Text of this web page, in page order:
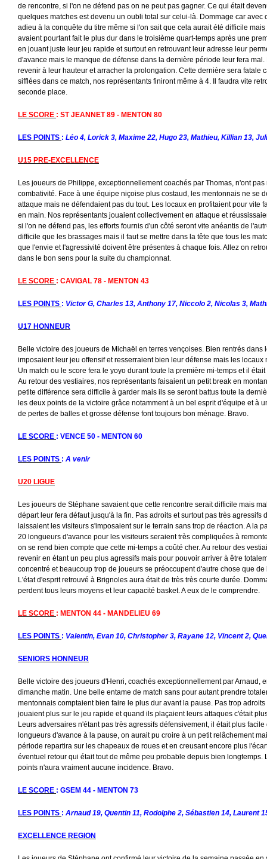
de rencontre, si l'on ne défend pas on ne peut pas gagner. Ce qui était
quelques matches est devenu un oubli total sur celui-là. Dommage car avec
adieu à la conquête du titre même si l'on sait que cela aurait été difficile
avaient pourtant fait le plus dur dans le troisième quart-temps après une
en jouant juste leur jeu rapide et surtout en retrouvant leur adresse leur
d'avance mais le manque de défense dans la dernière période leur fera
revenir à leur hauteur et arracher la prolongation. Cette dernière sera fatale
sifflées dans ce match, nos représentants finiront même à 4. Il faudra vite
seconde place.
LE SCORE : ST JEANNET 89 - MENTON 80
LES POINTS : Léo 4, Lorick 3, Maxime 22, Hugo 23, Mathieu, Killian 13,
U15 PRE-EXCELLENCE
Les joueurs de Philippe, exceptionnellement coachés par Thomas, n'ont
combativité. Face à une équipe niçoise plus costaud, les mentonnais ne se
attaque mais ne défendaient pas du tout. Les locaux en profitaient pour vite
en main. Nos représentants jouaient collectivement en attaque et
si l'on ne défend pas, les efforts fournis d'un côté seront vite anéantis de
difficile que les brassages mais il faut se mettre dans la tête que tous les
que l'envie et l'agressivité doivent être présentes à chaque fois. Allez on
dans le bon sens pour la suite du championnat.
LE SCORE : CAVIGAL 78 - MENTON 43
LES POINTS : Victor G, Charles 13, Anthony 17, Niccolo 2, Nicolas 3,
U17 HONNEUR
Belle victoire des joueurs de Michaël en terres vençoises. Bien rentrés dans
imposaient leur jeu offensif et resserraient bien leur défense mais les locaux
Un match ou le score fera le yoyo durant toute la première mi-temps et il
Au retour des vestiaires, nos représentants faisaient un petit break en
petite différence sera difficile à garder mais ils se seront battus toute la
les deux points de la victoire grâce notamment à un bel esprit d'équipe et à
de pertes de balles et grosse défense font toujours bon ménage. Bravo.
LE SCORE : VENCE 50 - MENTON 60
LES POINTS : A venir
U20 LIGUE
Les joueurs de Stéphane savaient que cette rencontre serait difficile mais
départ leur fera défaut jusqu'à la fin. Pas adroits et surtout pas très agressifs
laissaient les visiteurs s'imposaient sur le terrain sans trop de réaction. A la
20 longueurs d'avance pour les visiteurs seraient très compliquées à
on se rend bien compte que cette mi-temps a coûté cher. Au retour des
revenir en étant un peu plus agressifs mais pour pouvoir arriver à être
concentré et beaucoup trop de joueurs se préoccupent d'autre chose que
L'état d'esprit retrouvé à Brignoles aura était de très très courte durée.
perdent tous leurs moyens et leur capacité basket. A eux de le comprendre.
LE SCORE : MENTON 44 - MANDELIEU 69
LES POINTS : Valentin, Evan 10, Christopher 3, Rayane 12, Vincent 2,
SENIORS HONNEUR
Belle victoire des joueurs d'Henri, coachés exceptionnellement par Arnaud,
dimanche matin. Une belle entame de match sans pour autant prendre
mentonnais comptaient bien faire le plus dur avant la pause. Pas trop
jouaient plus sur le jeu rapide et quand ils plaçaient leurs attaques c'était
Leurs adversaires n'étant pas très agressifs défensivement, il était plus
longueurs d'avance à la pause, on aurait pu croire à un petit relâchement
période repartira sur les chapeaux de roues et en creusant encore plus
éventuel retour qui était tout de même peu probable depuis bien longtemps.
points n'aura vraiment aucune incidence. Bravo.
LE SCORE : GSEM 44 - MENTON 73
LES POINTS : Arnaud 19, Quentin 11, Rodolphe 2, Sébastien 14, Laurent
EXCELLENCE REGION